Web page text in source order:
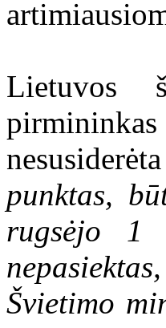
Lietuvos
punktas,
rugsėjo
Švietimo